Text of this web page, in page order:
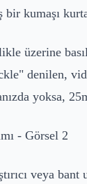
bir kumaşı
üzerine
denilen,
yoksa,
- Görsel 2
veya